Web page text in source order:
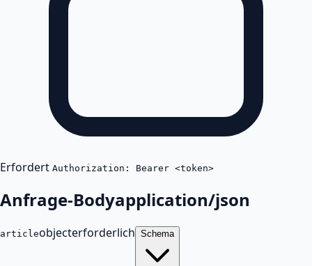
Erfordert Authorization: Bearer <token>
Anfrage-Bodyapplication/json
articleobjecterforderlich Schema